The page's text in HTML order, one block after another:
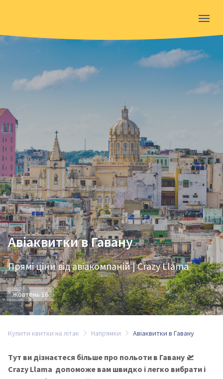
Авіаквитки в Гавану
Прямі ціни від авіакомпаній | Crazy Llama
Жовтень 16
Купити квитки на літак Напрямки Авіаквитки в Гавану
Тут ви дізнаєтеся більше про польоти в Гавану 🛫
Crazy Llama допоможе вам швидко і легко вибрати і